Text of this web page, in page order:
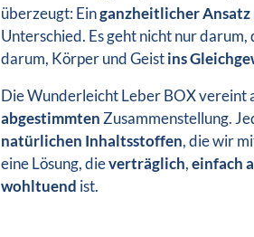
überzeugt: Einganzheitlicher Ansatz
Unterschied. Es geht nicht nur
darum, Körper und Geistins
Die Wunderleicht Leber BOX vereint
abgestimmtenZusammenstellung.
natürlichen Inhaltsstoffen, die wir
eine Lösung, dieverträglich,einfach
wohltuend ist.